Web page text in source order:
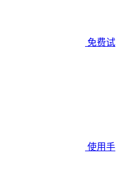
免费试
使用手